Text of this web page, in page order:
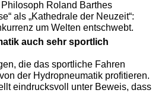
Roland Barthes
als „Kathedrale der Neuzeit“:
um Welten entschwebt.
auch sehr sportlich
die das sportliche Fahren
der Hydropneumatik profitieren.
eindrucksvoll unter Beweis, dass